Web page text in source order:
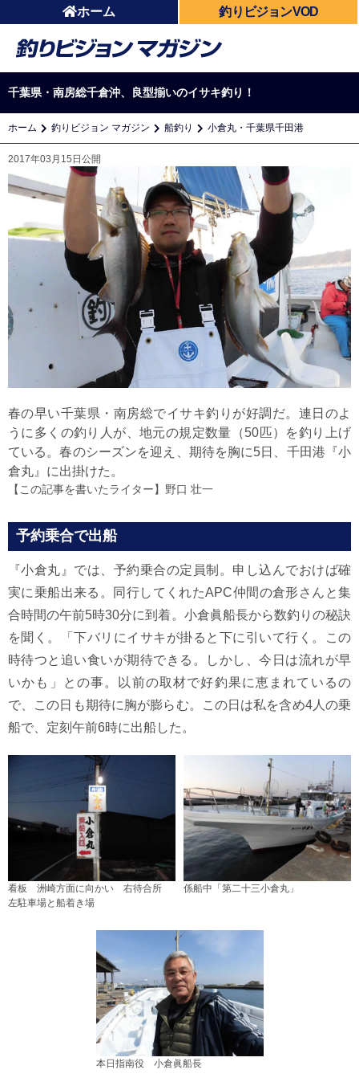
ホーム 釣りビジョンVOD
千葉県・南房総千倉沖、良型揃いのイサキ釣り！
ホーム 釣りビジョン マガジン 船釣り 小倉丸・千葉県千田港
2017年03月15日公開
春の早い千葉県・南房総でイサキ釣りが好調だ。連日のよ
うに多くの釣り人が、地元の規定数量（50匹）を釣り上げ
ている。春のシーズンを迎え、期待を胸に5日、千田港『小
倉丸』に出掛けた。
【この記事を書いたライター】 野口 壮一
予約乗合で出船
『小倉丸』では、予約乗合の定員制。申し込んでおけば確
実に乗船出来る。同行してくれたAPC仲間の倉形さんと集
合時間の午前5時30分に到着。小倉眞船長から数釣りの秘訣
を聞く。「下バリにイサキが掛ると下に引いて行く。この
時待つと追い食いが期待できる。しかし、今日は流れが早
いかも」との事。以前の取材で好釣果に恵まれているの
で、この日も期待に胸が膨らむ。この日は私を含め4人の乗
船で、定刻午前6時に出船した。
看板 洲崎方面に向かい 右待合所
左駐車場と船着き場
係船中「第二十三小倉丸」
本日指南役 小倉眞船長